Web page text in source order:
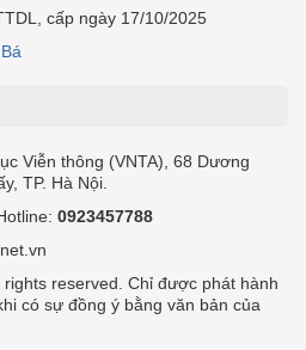
cấp ngày 17/10/2025
Viễn thông (VNTA), 68 Dương
TP. Hà Nội.
0923457788
reserved. Chỉ được phát hành
có sự đồng ý bằng văn bản của